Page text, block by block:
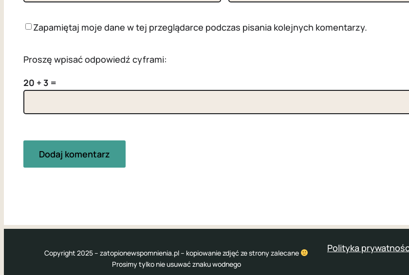
Zapamiętaj moje dane w tej przeglądarce podczas pisania kolejnych komentarzy.
Proszę wpisać odpowiedź cyframi:
20 + 3 =
Copyright 2025 – zatopionewspomnienia.pl – kopiowanie zdjęć ze strony zalecane
Prosimy tylko nie usuwać znaku wodnego
Polityka